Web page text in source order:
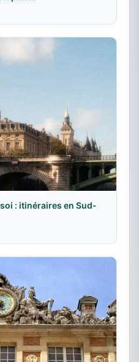
: itinéraires en Sud-